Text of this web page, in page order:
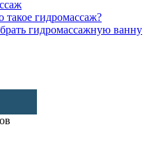
такое гидромассаж?
гидромассажную ванну